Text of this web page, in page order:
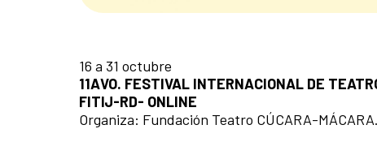
16 a 31 octubre
11AVO. FESTIVAL INTERNACIONAL DE
FITIJ-RD- ONLINE
Organiza: Fundación Teatro CÚCARA-MÁCARA.